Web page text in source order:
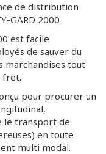
de distribution
GARD 2000
est facile
de sauver du
marchandises tout
fret.
pour procurer un
le transport de
en toute
multi modal.